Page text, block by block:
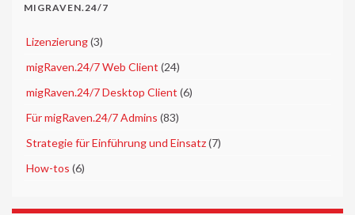
MIGRAVEN.24/7
Lizenzierung(3)
migRaven.24/7 Web Client (24)
migRaven.24/7 Desktop Client (6)
Für migRaven.24/7 Admins (83)
Strategie für Einführung und Einsatz(7)
How-tos (6)